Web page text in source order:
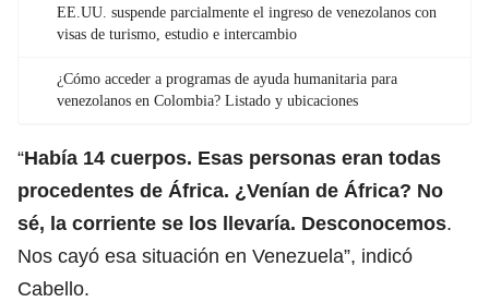
EE.UU. suspende parcialmente el ingreso de venezolanos con
visas de turismo, estudio e intercambio
¿Cómo acceder a programas de ayuda humanitaria para
venezolanos en Colombia? Listado y ubicaciones
“Había 14 cuerpos. Esas personas eran todas
procedentes de África. ¿Venían de África? No
sé, la corriente se los llevaría. Desconocemos.
Nos cayó esa situación en Venezuela”, indicó
Cabello.